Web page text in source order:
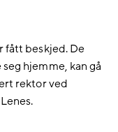
fått beskjed. De
hjemme, kan gå
rektor ved